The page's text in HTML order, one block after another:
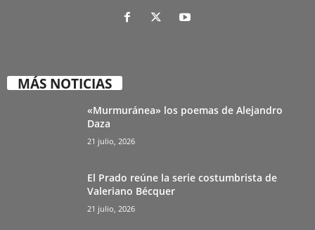
MÁS NOTICIAS
«Murmuránea» los poemas de Alejandro
Daza
21 julio, 2026
El Prado reúne la serie costumbrista de
Valeriano Bécquer
21 julio, 2026